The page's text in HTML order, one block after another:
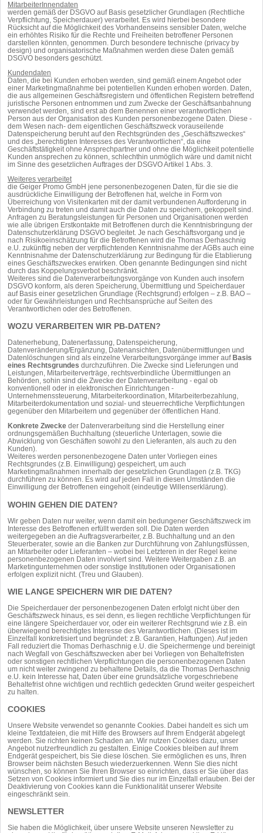
MitarbeiterInnendaten
werden gemäß der DSGVO auf Basis gesetzlicher Grundlagen (Rechtliche
Verpflichtung, Speicherdauer) verarbeitet. Es wird hierbei besondere
Rücksicht auf die Möglichkeit des Vorhandenseins sensibler Daten, welche
ein erhöhtes Risiko für die Rechte und Freiheiten betroffener Personen
darstellen könnten, genommen. Durch besondere technische (privacy by
design) und organisatorische Maßnahmen werden diese Daten gemäß
DSGVO besonders geschützt.
Kundendaten
Daten, die bei Kunden erhoben werden, sind gemäß einem Angebot oder
einer Marketingmaßnahme bei potentiellen Kunden erhoben worden. Daten,
die aus allgemeinen Geschäftsregistern und öffentlichen Registern betreffend
juristische Personen entnommen und zum Zwecke der Geschäftsanbahnung
verwendet werden, sind erst ab dem Benennen einer verantwortlichen
Person aus der Organisation des Kunden personenbezogene Daten. Diese -
dem Wesen nach- dem eigentlichen Geschäftszweck vorauseilende
Datenspeicherung beruht auf den Rechtsgründen des „Geschäftszweckes“
und des „berechtigten Interesses des Verantwortlichen“, da eine
Geschäftstätigkeit ohne Ansprechpartner und ohne die Möglichkeit potentielle
Kunden ansprechen zu können, schlechthin unmöglich wäre und damit nicht
im Sinne des gesetzlichen Auftrages der DSGVO Artikel 1 Abs. 3.
Weiteres verarbeitet
die Geiger Promo GmbH jene personenbezogenen Daten, für die sie die
ausdrückliche Einwilligung der Betroffenen hat, welche in Form von
Überreichung von Visitenkarten mit der damit verbundenen Aufforderung in
Verbindung zu treten und damit auch die Daten zu speichern, gekoppelt sind.
Anfragen zu Beratungsleistungen für Personen und Organisationen werden
wie alle übrigen Erstkontakte mit Betroffenen durch die Kenntnisbringung der
Datenschutzerklärung DSGVO begleitet. Je nach Geschäftsvorgang und je
nach Risikoeinschätzung für die Betroffenen wird die Thomas Derhaschnig
e.U. zukünftig neben der verpflichtenden Kenntnisnahme der AGBs auch eine
Kenntnisnahme der Datenschutzerklärung zur Bedingung für die Etablierung
eines Geschäftszweckes erwirken. Oben genannte Bedingungen sind nicht
durch das Koppelungsverbot beschränkt.
Weiteres sind die Datenverarbeitungsvorgänge von Kunden auch insofern
DSGVO konform, als deren Speicherung, Übermittlung und Speicherdauer
auf Basis einer gesetzlichen Grundlage (Rechtsgrund) erfolgen – z.B. BAO –
oder für Gewährleistungen und Rechtsansprüche auf Seiten des
Verantwortlichen oder des Betroffenen.
WOZU VERARBEITEN WIR PB-DATEN?
Datenerhebung, Datenerfassung, Datenspeicherung,
Datenveränderung/Ergänzung, Datenansichten, Datenübermittlungen und
Datenlöschungen sind als einzelne Verarbeitungsvorgänge immer auf Basis
eines Rechtsgrundes durchzuführen. Die Zwecke sind Lieferungen und
Leistungen, Mitarbeiterverträge, rechtsverbindliche Übermittlungen an
Behörden, sohin sind die Zwecke der Datenverarbeitung - egal ob
konventionell oder in elektronischen Einrichtungen -
Unternehmenssteuerung, Mitarbeiterkoordination, Mitarbeiterbezahlung,
Mitarbeiterdokumentation und sozial- und steuerrechtliche Verpflichtungen
gegenüber den Mitarbeitern und gegenüber der öffentlichen Hand.
Konkrete Zwecke der Datenverarbeitung sind die Herstellung einer
ordnungsgemäßen Buchhaltung (steuerliche Unterlagen, sowie die
Abwicklung von Geschäften sowohl zu den Lieferanten, als auch zu den
Kunden).
Weiteres werden personenbezogene Daten unter Vorliegen eines
Rechtsgrundes (z.B. Einwilligung) gespeichert, um auch
Marketingmaßnahmen innerhalb der gesetzlichen Grundlagen (z.B. TKG)
durchführen zu können. Es wird auf jeden Fall in diesen Umständen die
Einwilligung der Betroffenen eingeholt (eindeutige Willenserklärung).
WOHIN GEHEN DIE DATEN?
Wir geben Daten nur weiter, wenn damit ein bedungener Geschäftszweck im
Interesse des Betroffenen erfüllt werden soll. Die Daten werden
weitergegeben an die Auftragsverarbeiter, z.B. Buchhaltung und an den
Steuerberater, sowie an die Banken zur Durchführung von Zahlungsflüssen,
an Mitarbeiter oder Lieferanten – wobei bei Letzteren in der Regel keine
personenbezogenen Daten involviert sind. Weitere Weitergaben z.B. an
Marketingunternehmen oder sonstige Institutionen oder Organisationen
erfolgen explizit nicht. (Treu und Glauben).
WIE LANGE SPEICHERN WIR DIE DATEN?
Die Speicherdauer der personenbezogenen Daten erfolgt nicht über den
Geschäftszweck hinaus, es sei denn, es liegen rechtliche Verpflichtungen für
eine längere Speicherdauer vor, oder ein weiterer Rechtsgrund wie z.B. ein
überwiegend berechtigtes Interesse des Verantwortlichen. (Dieses ist im
Einzelfall konkretisiert und begründet: z.B. Garantien, Haftungen). Auf jeden
Fall reduziert die Thomas Derhaschnig e.U. die Speichermenge und bereinigt
nach Wegfall von Geschäftszwecken aber bei Vorliegen von Behaltefristen
oder sonstigen rechtlichen Verpflichtungen die personenbezogenen Daten
um nicht weiter zwingend zu behaltene Details, da die Thomas Derhaschnig
e.U. kein Interesse hat, Daten über eine grundsätzliche vorgeschriebene
Behaltefrist ohne wichtigen und rechtlich gedeckten Grund weiter gespeichert
zu halten.
COOKIES
Unsere Website verwendet so genannte Cookies. Dabei handelt es sich um
kleine Textdateien, die mit Hilfe des Browsers auf Ihrem Endgerät abgelegt
werden. Sie richten keinen Schaden an. Wir nutzen Cookies dazu, unser
Angebot nutzerfreundlich zu gestalten. Einige Cookies bleiben auf Ihrem
Endgerät gespeichert, bis Sie diese löschen. Sie ermöglichen es uns, Ihren
Browser beim nächsten Besuch wiederzuerkennen. Wenn Sie dies nicht
wünschen, so können Sie Ihren Browser so einrichten, dass er Sie über das
Setzen von Cookies informiert und Sie dies nur im Einzelfall erlauben. Bei der
Deaktivierung von Cookies kann die Funktionalität unserer Website
eingeschränkt sein.
NEWSLETTER
Sie haben die Möglichkeit, über unsere Website unseren Newsletter zu